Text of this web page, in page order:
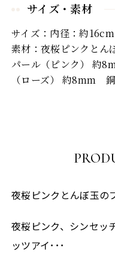
サイズ・素材
サイズ：内径：約16cm
素材：夜桜ピンクと
パール（ピンク） 約
（ローズ） 約8mm
夜桜ピンクとんぼ玉の
夜桜ピンク、シンセッ
ッツアイ･･･